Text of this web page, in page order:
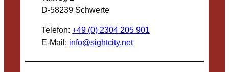
D-58239 Schwerte
Telefon: +49 (0) 2304 205 901
E-Mail: info@sightcity.net